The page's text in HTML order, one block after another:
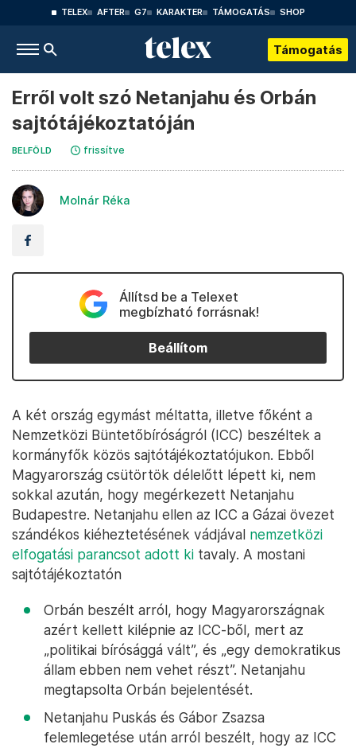
TELEX AFTER G7 KARAKTER TÁMOGATÁS SHOP
Támogatás
Erről volt szó Netanjahu és Orbán
sajtótájékoztatóján
BELFÖLD frissítve
Molnár Réka
Állítsd be a Telexet
megbízható forrásnak!
Beállítom
A két ország egymást méltatta, illetve főként a
Nemzetközi Büntetőbíróságról (ICC) beszéltek a
kormányfők közös sajtótájékoztatójukon. Ebből
Magyarország csütörtök délelőtt lépett ki, nem
sokkal azután, hogy megérkezett Netanjahu
Budapestre. Netanjahu ellen az ICC a Gázai övezet
szándékos kiéheztetésének vádjával nemzetközi
elfogatási parancsot adott ki tavaly. A mostani
sajtótájékoztatón
Orbán beszélt arról, hogy Magyarországnak
azért kellett kilépnie az ICC-ből, mert az
„politikai bírósággá vált”, és „egy demokratikus
állam ebben nem vehet részt”. Netanjahu
megtapsolta Orbán bejelentését.
Netanjahu Puskás és Gábor Zsazsa
felemlegetése után arról beszélt, hogy az ICC